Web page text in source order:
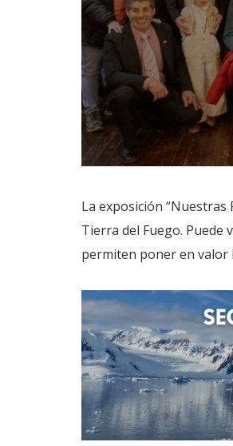
La exposición
Tierra del Fuego. Puede
permiten poner en valor